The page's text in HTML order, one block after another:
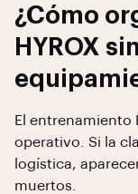
¿Cómo
HYROX
El entrenamiento
operativo. Si la
logística,
muertos.